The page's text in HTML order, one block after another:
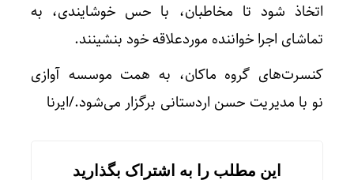
اتخاذ شود تا مخاطبان، با حس خوشایندی، به
تماشای اجرا خواننده موردعلاقه خود بنشینند.
کنسرت‌های گروه ماکان، به همت موسسه آوازی
نو با مدیریت حسن اردستانی برگزار می‌شود./ایرنا
این مطلب را به اشتراک بگذارید